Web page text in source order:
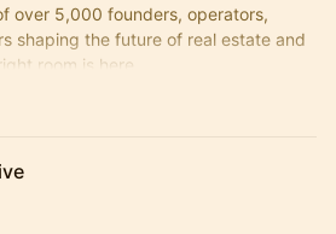
over 5,000 founders, operators,
shaping the future of real estate and
room is here.